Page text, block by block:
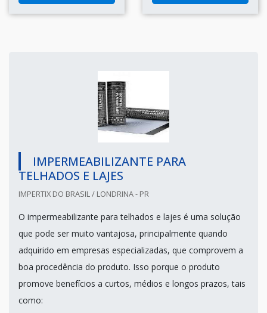
IMPERMEABILIZANTE PARA
TELHADOS E LAJES
IMPERTIX DO BRASIL / LONDRINA - PR
O impermeabilizante para telhados e lajes é uma solução
que pode ser muito vantajosa, principalmente quando
adquirido em empresas especializadas, que comprovem a
boa procedência do produto. Isso porque o produto
promove benefícios a curtos, médios e longos prazos, tais
como: